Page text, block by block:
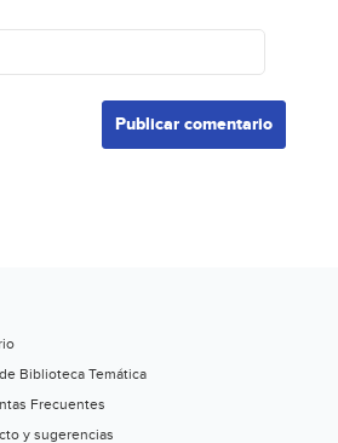
Biblioteca Temática
Frecuentes
y sugerencias